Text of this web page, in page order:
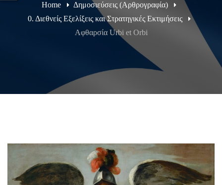
Home
Δημοσιεύσεις (Αρθρογραφία)
0. Διεθνείς Εξελίξεις και Στρατηγικές Εκτιμήσεις
Αφθαρσία Urbi et Orbi